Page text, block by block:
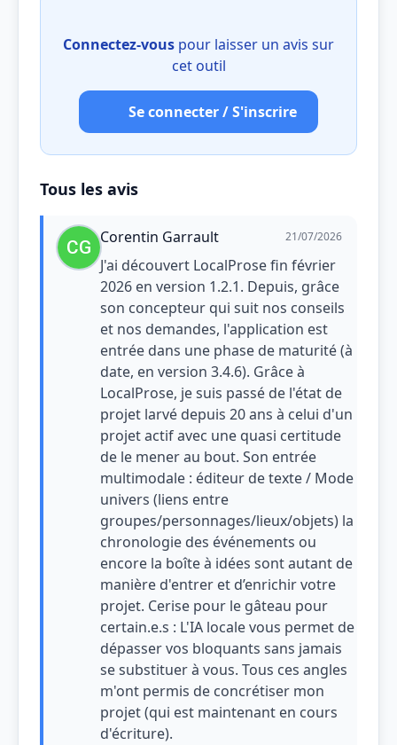
Connectez-vous pour laisser un avis sur
cet outil
Se connecter / S'inscrire
Tous les avis
Corentin Garrault 21/07/2026
J'ai découvert LocalProse fin février
2026 en version 1.2.1. Depuis, grâce
son concepteur qui suit nos conseils
et nos demandes, l'application est
entrée dans une phase de maturité (à
date, en version 3.4.6). Grâce à
LocalProse, je suis passé de l'état de
projet larvé depuis 20 ans à celui d'un
projet actif avec une quasi certitude
de le mener au bout. Son entrée
multimodale : éditeur de texte / Mode
univers (liens entre
groupes/personnages/lieux/objets) la
chronologie des événements ou
encore la boîte à idées sont autant de
manière d'entrer et d’enrichir votre
projet. Cerise pour le gâteau pour
certain.e.s : L'IA locale vous permet de
dépasser vos bloquants sans jamais
se substituer à vous. Tous ces angles
m'ont permis de concrétiser mon
projet (qui est maintenant en cours
d'écriture).